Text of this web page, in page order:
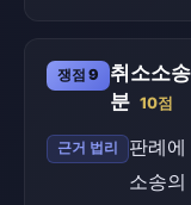
쟁점 9
취소소
분 10점
근거 법리
판례에
소송